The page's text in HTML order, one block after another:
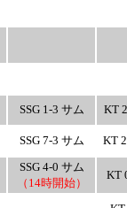
SSG 1-3 サム KT 2
SSG 7-3 サム KT
SSG 4-0 サム
（14時開始）
KT